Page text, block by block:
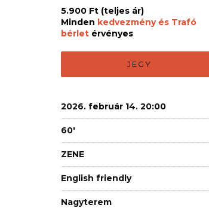
5.900 Ft (teljes ár)
Minden kedvezmény és Trafó
bérlet érvényes
JEGY
2026. február 14. 20:00
60'
ZENE
English friendly
Nagyterem